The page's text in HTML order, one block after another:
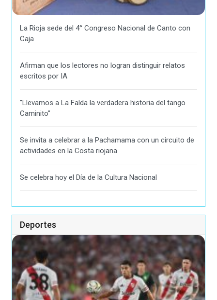
La Rioja sede del 4° Congreso Nacional de Canto con
Caja
Afirman que los lectores no logran distinguir relatos
escritos por IA
"Llevamos a La Falda la verdadera historia del tango
Caminito"
Se invita a celebrar a la Pachamama con un circuito de
actividades en la Costa riojana
Se celebra hoy el Día de la Cultura Nacional
Deportes